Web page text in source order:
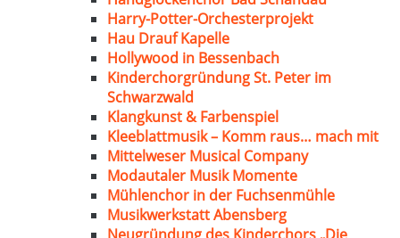
Harry-Potter-Orchesterprojekt
Hau Drauf Kapelle
Hollywood in Bessenbach
Kinderchorgründung St. Peter im
Schwarzwald
Klangkunst & Farbenspiel
Kleeblattmusik – Komm raus… mach mit
Mittelweser Musical Company
Modautaler Musik Momente
Mühlenchor in der Fuchsenmühle
Musikwerkstatt Abensberg